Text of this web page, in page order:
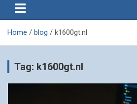
Home blog k1600gt.nl
Tag: k1600gt.nl